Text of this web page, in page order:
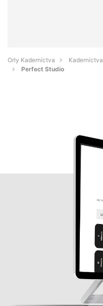
Orly Kaderníctva
Perfect Studio